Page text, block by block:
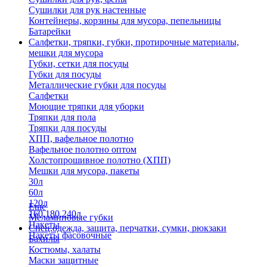
Сушилки для рук настенные
Контейнеры, корзины для мусора, пепельницы
Батарейки
Салфетки, тряпки, губки, протирочные материалы,
мешки для мусора
Губки, сетки для посуды
Губки для посуды
Металлические губки для посуды
Салфетки
Моющие тряпки для уборки
Тряпки для пола
Тряпки для посуды
ХПП, вафельное полотно
Вафельное полотно оптом
Холстопрошивное полотно (ХПП)
Мешки для мусора, пакеты
30л
60л
120л
160,180,240л
Пакеты
Пакеты фасовочные
Еще
Меламиновые губки
Спец.одежда, защита, перчатки, сумки, рюкзаки
Бахилы
Костюмы, халаты
Маски защитные